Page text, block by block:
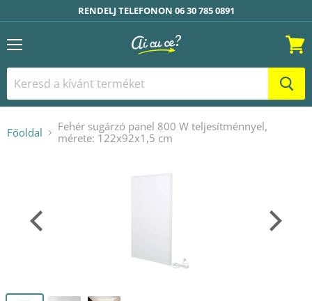
RENDELJ TELEFONON 06 30 785 0891
Menü Kosár
Főoldal
Fehér sugárzó panel 800 W teljesítménnyel,
mérete: 122x92x1,5 cm